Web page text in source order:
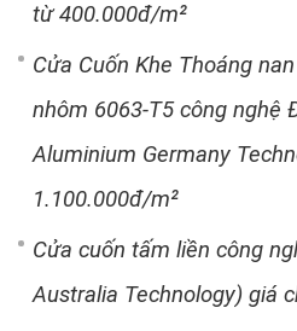
từ 400.000đ/m²
Cửa Cuốn Khe Thoáng
nhôm 6063-T5 công nghệ
Aluminium Germany
1.100.000đ/m²
Cửa cuốn tấm liền công
Australia Technology) giá